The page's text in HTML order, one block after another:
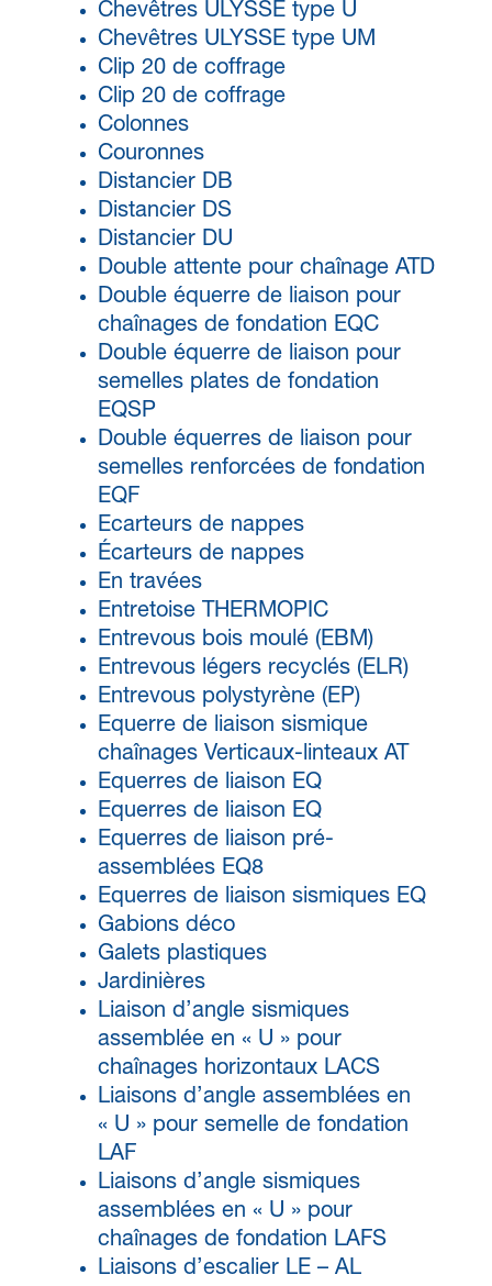
Chevêtres ULYSSE type U
Chevêtres ULYSSE type UM
Clip 20 de coffrage
Clip 20 de coffrage
Colonnes
Couronnes
Distancier DB
Distancier DS
Distancier DU
Double attente pour chaînage ATD
Double équerre de liaison pour
chaînages de fondation EQC
Double équerre de liaison pour
semelles plates de fondation
EQSP
Double équerres de liaison pour
semelles renforcées de fondation
EQF
Ecarteurs de nappes
Écarteurs de nappes
En travées
Entretoise THERMOPIC
Entrevous bois moulé (EBM)
Entrevous légers recyclés (ELR)
Entrevous polystyrène (EP)
Equerre de liaison sismique
chaînages Verticaux-linteaux AT
Equerres de liaison EQ
Equerres de liaison EQ
Equerres de liaison pré-
assemblées EQ8
Equerres de liaison sismiques EQ
Gabions déco
Galets plastiques
Jardinières
Liaison d’angle sismiques
assemblée en « U » pour
chaînages horizontaux LACS
Liaisons d’angle assemblées en
« U » pour semelle de fondation
LAF
Liaisons d’angle sismiques
assemblées en « U » pour
chaînages de fondation LAFS
Liaisons d’escalier LE – AL